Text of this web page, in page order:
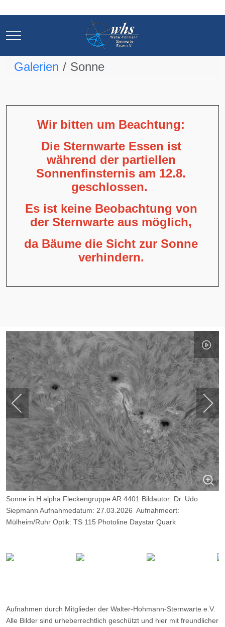
Mobile Menu Toggle
Galerien Sonne
Wir bitten um Beachtung:
Die Sternwarte Essen ist
während der partiellen
Sonnenfinsternis am 12.8.
geschlossen.
Es ist keine Beobachtung von
der Sternwarte aus möglich,
da Bäume die Sicht zur Sonne
verhindern.
Sonne in H alpha Fleckengruppe AR 4401 Bildautor: Dr. Udo
Siepmann Aufnahmedatum: 27.03.2026 Aufnahmeort:
Mülheim/Ruhr Optik: TS 115 Photoline Daystar Quark
Aufnahmen durch Mitglieder der Walter-Hohmann-Sternwarte e.V.
Alle Bilder sind urheberrechtlich geschützt und hier mit freundlicher